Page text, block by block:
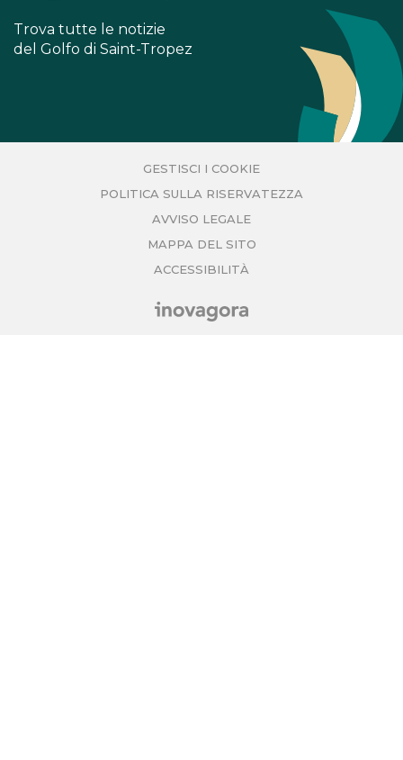
Trova tutte le notizie
del Golfo di Saint-Tropez
GESTISCI I COOKIE
POLITICA SULLA RISERVATEZZA
AVVISO LEGALE
MAPPA DEL SITO
ACCESSIBILITÀ